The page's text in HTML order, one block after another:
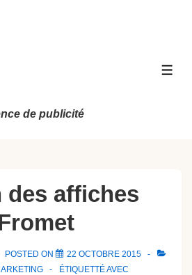
de publicité
des affiches
POSTED ON
22 OCTOBRE 2015
ÉTIQUETTÉ AVEC